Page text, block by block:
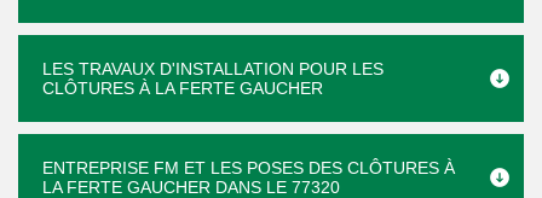
LES TRAVAUX D'INSTALLATION POUR LES
CLÔTURES À LA FERTE GAUCHER
ENTREPRISE FM ET LES POSES DES CLÔTURES À
LA FERTE GAUCHER DANS LE 77320